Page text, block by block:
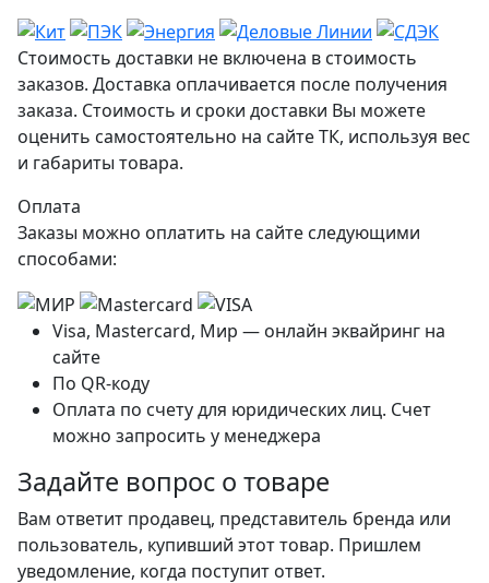
Стоимость доставки не включена в стоимость
заказов. Доставка оплачивается после получения
заказа. Стоимость и сроки доставки Вы можете
оценить самостоятельно на сайте ТК, используя вес
и габариты товара.
Оплата
Заказы можно оплатить на сайте следующими
способами:
Visa, Mastercard, Мир — онлайн эквайринг на
сайте
По QR-коду
Оплата по счету для юридических лиц. Счет
можно запросить у менеджера
Задайте вопрос о товаре
Вам ответит продавец, представитель бренда или
пользователь, купивший этот товар. Пришлем
уведомление, когда поступит ответ.